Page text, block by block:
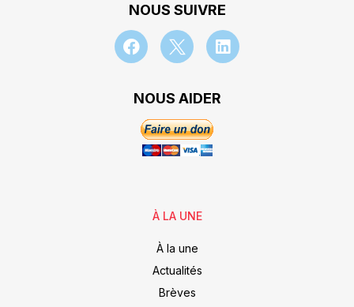
NOUS SUIVRE
NOUS AIDER
À LA UNE
À la une
Actualités
Brèves